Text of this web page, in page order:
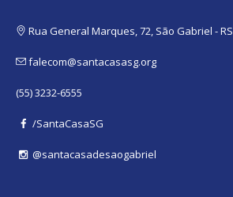
Rua General Marques, 72, São Gabriel - RS
falecom@santacasasg.org
(55) 3232-6555
/SantaCasaSG
@santacasadesaogabriel